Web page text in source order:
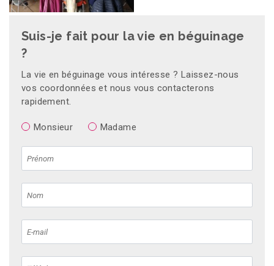
Suis-je fait pour la vie en béguinage
?
La vie en béguinage vous intéresse ? Laissez-nous
vos coordonnées et nous vous contacterons
rapidement.
Monsieur Madame